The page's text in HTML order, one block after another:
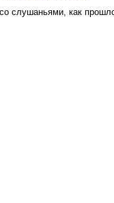
слушаньями, как